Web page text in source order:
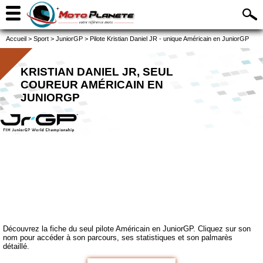
Accueil > Sport > JuniorGP > Pilote Kristian Daniel JR - unique Américain en JuniorGP
KRISTIAN DANIEL JR, SEUL
COUREUR AMÉRICAIN EN
JUNIORGP
Découvrez la fiche du seul pilote Américain en JuniorGP. Cliquez sur son
nom pour accéder à son parcours, ses statistiques et son palmarès
détaillé.